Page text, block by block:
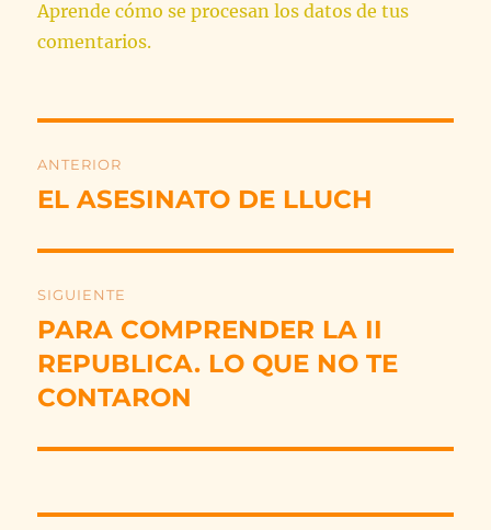
Aprende cómo se procesan los datos de tus
comentarios.
de
ANTERIOR
Entrada
EL ASESINATO DE LLUCH
SIGUIENTE
Entrada
siguiente:
PARA COMPRENDER LA II
REPUBLICA. LO QUE NO TE
CONTARON